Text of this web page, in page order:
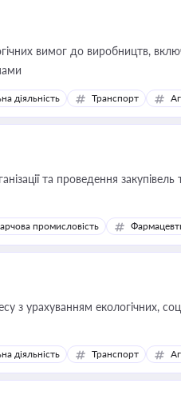
вимог до виробництв,
діяльність Транспорт
та проведення
промисловість
з урахуванням екологічних,
діяльність Транспорт